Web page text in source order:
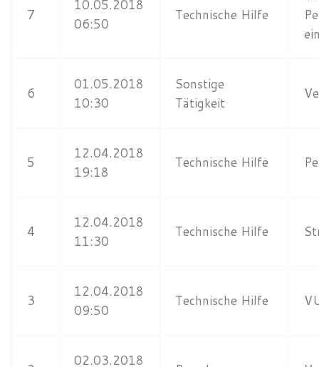
7
10.05.2018
06:50
Technische Hilfe
6
01.05.2018
10:30
Sonstige
Tätigkeit
5
12.04.2018
19:18
Technische Hilfe
4
12.04.2018
11:30
Technische Hilfe
3
12.04.2018
09:50
Technische Hilfe
02.03.2018